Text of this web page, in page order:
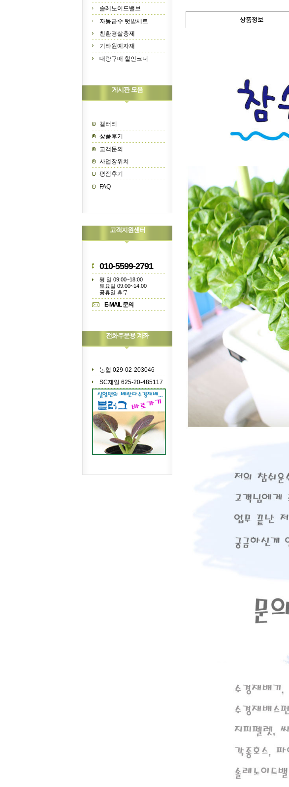
솔레노이드밸브
자동급수 텃밭세트
친환경살충제
기타원예자재
대량구매 할인코너
게시판 모음
갤러리
상품후기
고객문의
사업장위치
평점후기
FAQ
고객지원센터
010-5599-2791
평 일 09:00~18:00
토요일 09:00~14:00
공휴일 휴무
E-MAIL 문의
전화주문용 계좌
농협 029-02-203046
SC제일 625-20-485117
상품정보